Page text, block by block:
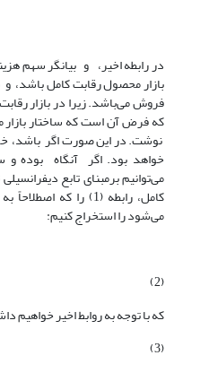
در رابطه اخیر، و بیانگر سهم
بازار محصول رقابت کامل باشد، و
فروش می‌باشد. زیرا در بازار
که فرض آن است که ساختار
نوشت. در این صورت اگر باشد،
خواهد بود. اگر آنگاه بوده و
می‌توانیم برمبنای تابع
می‌شود را استخراج کنیم:
(2)
که با توجه به روابط اخیر خواهیم
(3)